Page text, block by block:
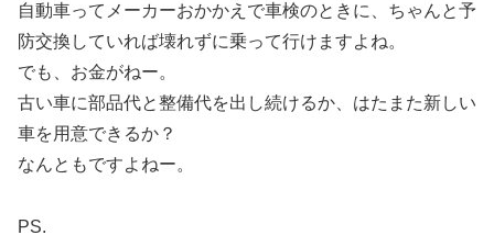
自動車ってメーカーおかかえで車検のときに、ちゃんと予
防交換していれば壊れずに乗って行けますよね。
でも、お金がねー。
古い車に部品代と整備代を出し続けるか、はたまた新しい
車を用意できるか？
なんともですよねー。
PS.